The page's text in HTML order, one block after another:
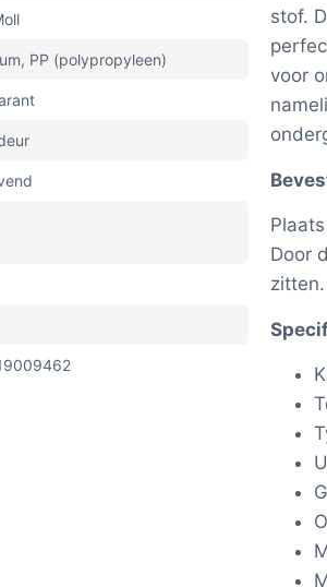
PP (polypropyleen)
stof.
voor
Door
zitten.